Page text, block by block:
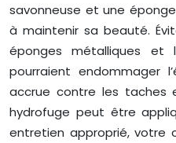
savonneuse et une
à maintenir sa beauté.
éponges métalliques et
pourraient endommager
accrue contre les taches
hydrofuge peut être
entretien approprié, votre